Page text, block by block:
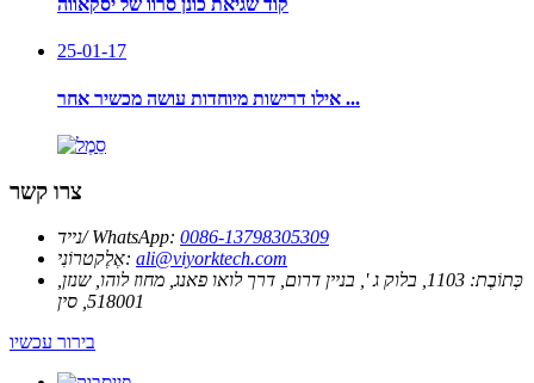
קוד שגיאת כונן סרוו של יסקאווה
25-01-17
אילו דרישות מיוחדות עושה מכשיר אחר ...
צרו קשר
נייד/ WhatsApp: 0086-13798305309
אֶלֶקטרוֹנִי: ali@viyorktech.com
כְּתוֹבֶת:
1103, בלוק ג ', בניין דרום, דרך לואו פאנג, מחוז לוהו, שנזן,
518001, סין
בירור עכשיו